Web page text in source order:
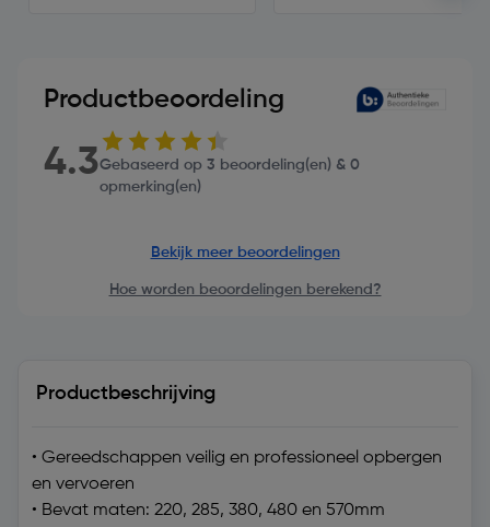
Productbeoordeling
4.3Gebaseerd op 3 beoordeling(en) & 0
opmerking(en)
Bekijk meer beoordelingen
Hoe worden beoordelingen berekend?
Productbeschrijving
• Gereedschappen veilig en professioneel opbergen
en vervoeren
• Bevat maten: 220, 285, 380, 480 en 570mm